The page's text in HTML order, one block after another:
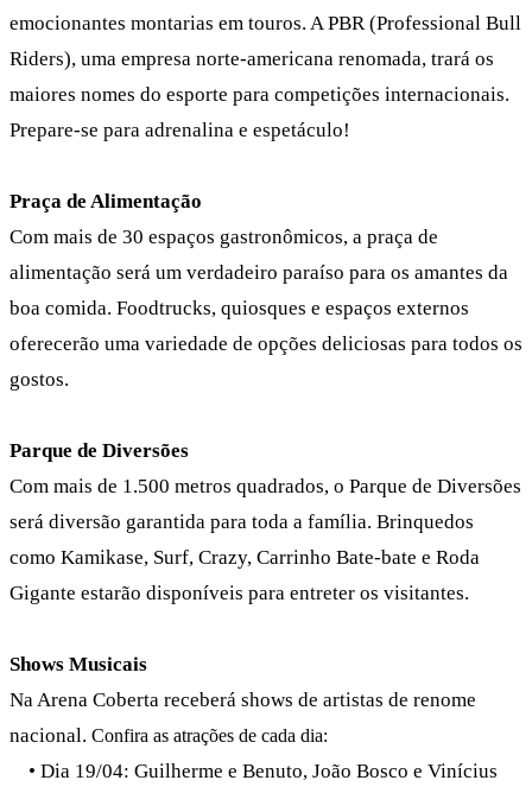
emocionantes montarias em touros. A PBR (Professional Bull
Riders), uma empresa norte-americana renomada, trará os
maiores nomes do esporte para competições internacionais.
Prepare-se para adrenalina e espetáculo!
Praça de Alimentação
Com mais de 30 espaços gastronômicos, a praça de
alimentação será um verdadeiro paraíso para os amantes da
boa comida. Foodtrucks, quiosques e espaços externos
oferecerão uma variedade de opções deliciosas para todos os
gostos.
Parque de Diversões
Com mais de 1.500 metros quadrados, o Parque de Diversões
será diversão garantida para toda a família. Brinquedos
como Kamikase, Surf, Crazy, Carrinho Bate-bate e Roda
Gigante estarão disponíveis para entreter os visitantes.
Shows Musicais
Na Arena Coberta receberá shows de artistas de renome
nacional. Confira as atrações de cada dia:
• Dia 19/04: Guilherme e Benuto, João Bosco e Vinícius